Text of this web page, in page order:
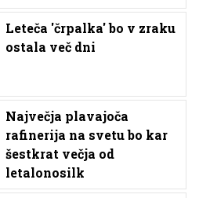
Leteča 'črpalka' bo v zraku
ostala več dni
Največja plavajoča
rafinerija na svetu bo kar
šestkrat večja od
letalonosilk